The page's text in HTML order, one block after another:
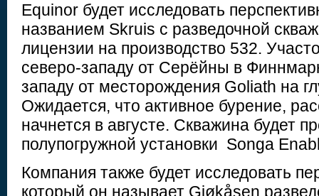
Equinor будет исследовать
названием Skruis с разведочной
лицензии на производство 532.
северо-западу от Серёйны в
западу от месторождения Goliath на
Ожидается, что активное бурение,
начнется в августе. Скважина будет
полупогружной установки Songa
Компания также будет исследовать
который он называет Gjøkåsen